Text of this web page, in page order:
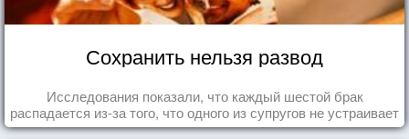
Сохранить нельзя развод
Исследования показали, что каждый шестой брак
распадается из-за того, что одного из супругов не устраивает
та роль, которая выпала ему в семье.